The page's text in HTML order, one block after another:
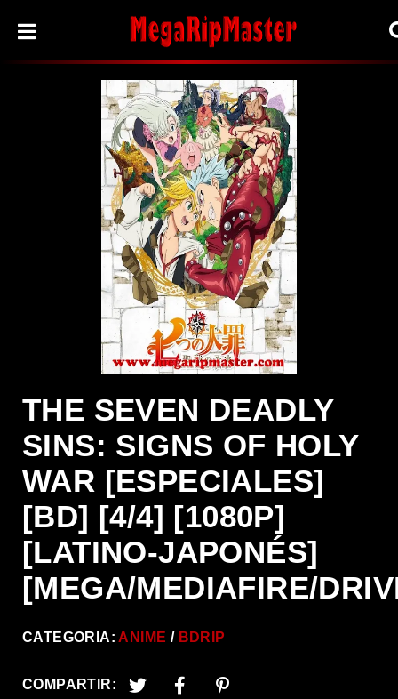
THE SEVEN DEADLY
SINS: SIGNS OF HOLY
WAR [ESPECIALES]
[BD] [4/4] [1080P]
[LATINO-JAPONÉS]
[MEGA/MEDIAFIRE/
CATEGORIA: ANIME BDRIP
COMPARTIR: